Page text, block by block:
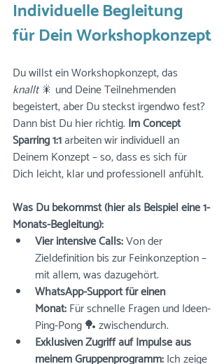
Individuelle Begleitung
für Dein Workshopkonzept
Du willst ein Workshopkonzept, das
knallt 🎇 und Deine Teilnehmenden
begeistert, aber Du steckst irgendwo fest?
Dann bist Du hier richtig. Im Concept
Sparring 1:1 arbeiten wir individuell an
Deinem Konzept – so, dass es sich für
Dich leicht, klar und professionell anfühlt.
Was Du bekommst (hier als Beispiel eine 1-
Monats-Begleitung):
Vier intensive Calls: Von der
Zieldefinition bis zur Feinkonzeption –
mit allem, was dazugehört.
WhatsApp-Support für einen
Monat: Für schnelle Fragen und Ideen-
Ping-Pong 🏓 zwischendurch.
Exklusiven Zugriff auf Impulse aus
meinem Gruppenprogramm: Ich zeige